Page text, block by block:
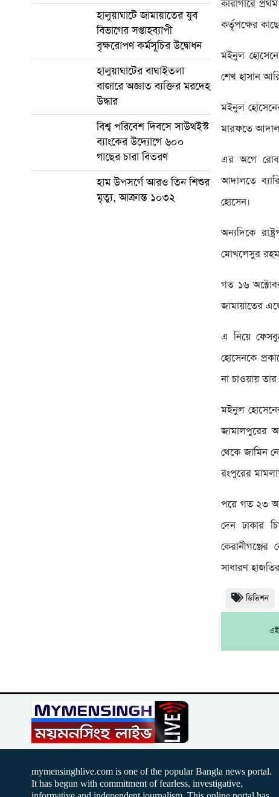
হালুয়াঘাটে জামায়াতের যুব
বিভাগের সপ্তাহব্যাপী
বৃক্ষরোপণ কর্মসূচির উদ্বোধন
হালুয়াঘাটের বাঘাইতলা
বাজারে অজ্ঞাত ব্যক্তির মরদেহ
উদ্ধার
বিশ্ব পরিবেশ দিবসে সাউথইস্ট
ব্যাংকের উদ্যোগে ৬০০
গাছের চারা বিতরণ
হাম উপসর্গে আরও তিন শিশুর
মৃত্যু, আক্রান্ত ১০৩২
কারাগারে
কর্তৃপক্ষের
মইনুল
শেখ হাসান
মইনুল
মারফতে
এর অগে
আদালতে
হোসেন।
অন্যদিকে
মোখলেসুর
গত ১৬
জামায়াতের
এ নিয়ে
হোসেনকে
না চাওয়ায়
মইনুল
জামালপুরের
থেকে জামিন
রংপুরের
পরে গত ২৩
দেন ঢাকার
কেরানীগঞ্জের
সাধারণ
ডিভিশন
mymensinghlive.com is one of the popular Bangla news portal.
It has begun with commitment of fearless, investigative,